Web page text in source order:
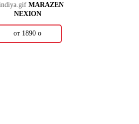
MARAZEN
NEXION
от 1890 о